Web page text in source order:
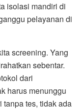
isolasi mandiri di
pelayanan di
screening. Yang
sebentar.
dari
harus menunggu
tanpa tes, tidak ada